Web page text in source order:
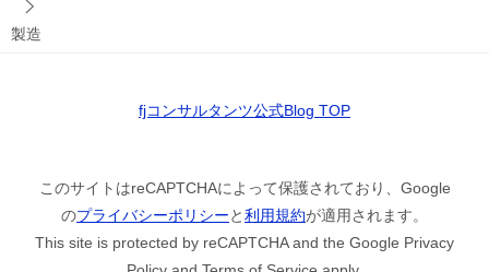
製造
fjコンサルタンツ公式Blog TOP
このサイトはreCAPTCHAによって保護されており、Google
のプライバシーポリシーと利用規約が適用されます。
This site is protected by reCAPTCHA and the Google Privacy